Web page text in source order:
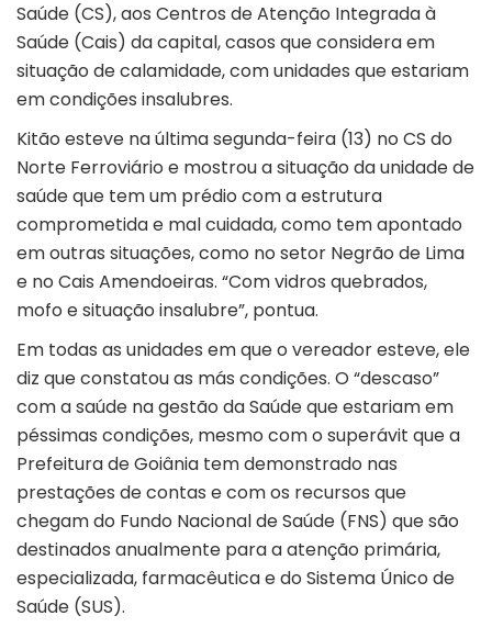
Saúde (CS), aos Centros de Atenção Integrada à
Saúde (Cais) da capital, casos que considera em
situação de calamidade, com unidades que estariam
em condições insalubres.
Kitão esteve na última segunda-feira (13) no CS do
Norte Ferroviário e mostrou a situação da unidade de
saúde que tem um prédio com a estrutura
comprometida e mal cuidada, como tem apontado
em outras situações, como no setor Negrão de Lima
e no Cais Amendoeiras. “Com vidros quebrados,
mofo e situação insalubre”, pontua.
Em todas as unidades em que o vereador esteve, ele
diz que constatou as más condições. O “descaso”
com a saúde na gestão da Saúde que estariam em
péssimas condições, mesmo com o superávit que a
Prefeitura de Goiânia tem demonstrado nas
prestações de contas e com os recursos que
chegam do Fundo Nacional de Saúde (FNS) que são
destinados anualmente para a atenção primária,
especializada, farmacêutica e do Sistema Único de
Saúde (SUS).